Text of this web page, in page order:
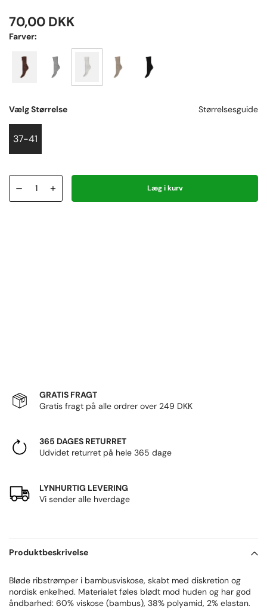
70,00 DKK
Farver:
Vælg Størrelse Størrelsesguide
37-41
– + Læg i kurv
GRATIS FRAGT
Gratis fragt på alle ordrer over 249 DKK
365 DAGES RETURRET
Udvidet returret på hele 365 dage
LYNHURTIG LEVERING
Vi sender alle hverdage
Produktbeskrivelse
Bløde ribstrømper i bambusviskose, skabt med diskretion og
nordisk enkelhed. Materialet føles blødt mod huden og har god
åndbarhed: 60% viskose (bambus), 38% polyamid, 2% elastan.